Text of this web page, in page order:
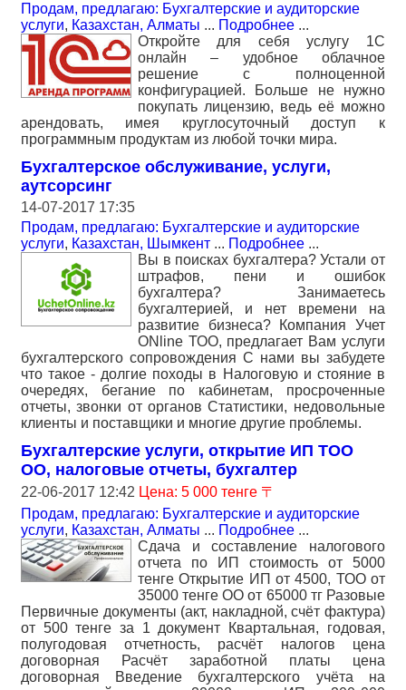
Продам, предлагаю: Бухгалтерские и аудиторские
услуги, Казахстан, Алматы ... Подробнее ...
Откройте для себя услугу 1С
онлайн – удобное облачное
решение с полноценной
конфигурацией. Больше не нужно
покупать лицензию, ведь её можно
арендовать, имея круглосуточный доступ к
программным продуктам из любой точки мира.
Бухгалтерское обслуживание, услуги,
аутсорсинг
14-07-2017 17:35
Продам, предлагаю: Бухгалтерские и аудиторские
услуги, Казахстан, Шымкент ... Подробнее ...
Вы в поисках бухгалтера? Устали от
штрафов, пени и ошибок
бухгалтера? Занимаетесь
бухгалтерией, и нет времени на
развитие бизнеса? Компания Учет
ONline ТОО, предлагает Вам услуги
бухгалтерского сопровождения С нами вы забудете
что такое - долгие походы в Налоговую и стояние в
очередях, бегание по кабинетам, просроченные
отчеты, звонки от органов Статистики, недовольные
клиенты и поставщики и многие другие проблемы.
Бухгалтерские услуги, открытие ИП ТОО
ОО, налоговые отчеты, бухгалтер
22-06-2017 12:42 Цена: 5 000 тенге 〒
Продам, предлагаю: Бухгалтерские и аудиторские
услуги, Казахстан, Алматы ... Подробнее ...
Сдача и составление налогового
отчета по ИП стоимость от 5000
тенге Открытие ИП от 4500, ТОО от
35000 тенге ОО от 65000 тг Разовые
Первичные документы (акт, накладной, счёт фактура)
от 500 тенге за 1 документ Квартальная, годовая,
полугодовая отчетность, расчёт налогов цена
договорная Расчёт заработной платы цена
договорная Введение бухгалтерского учёта на